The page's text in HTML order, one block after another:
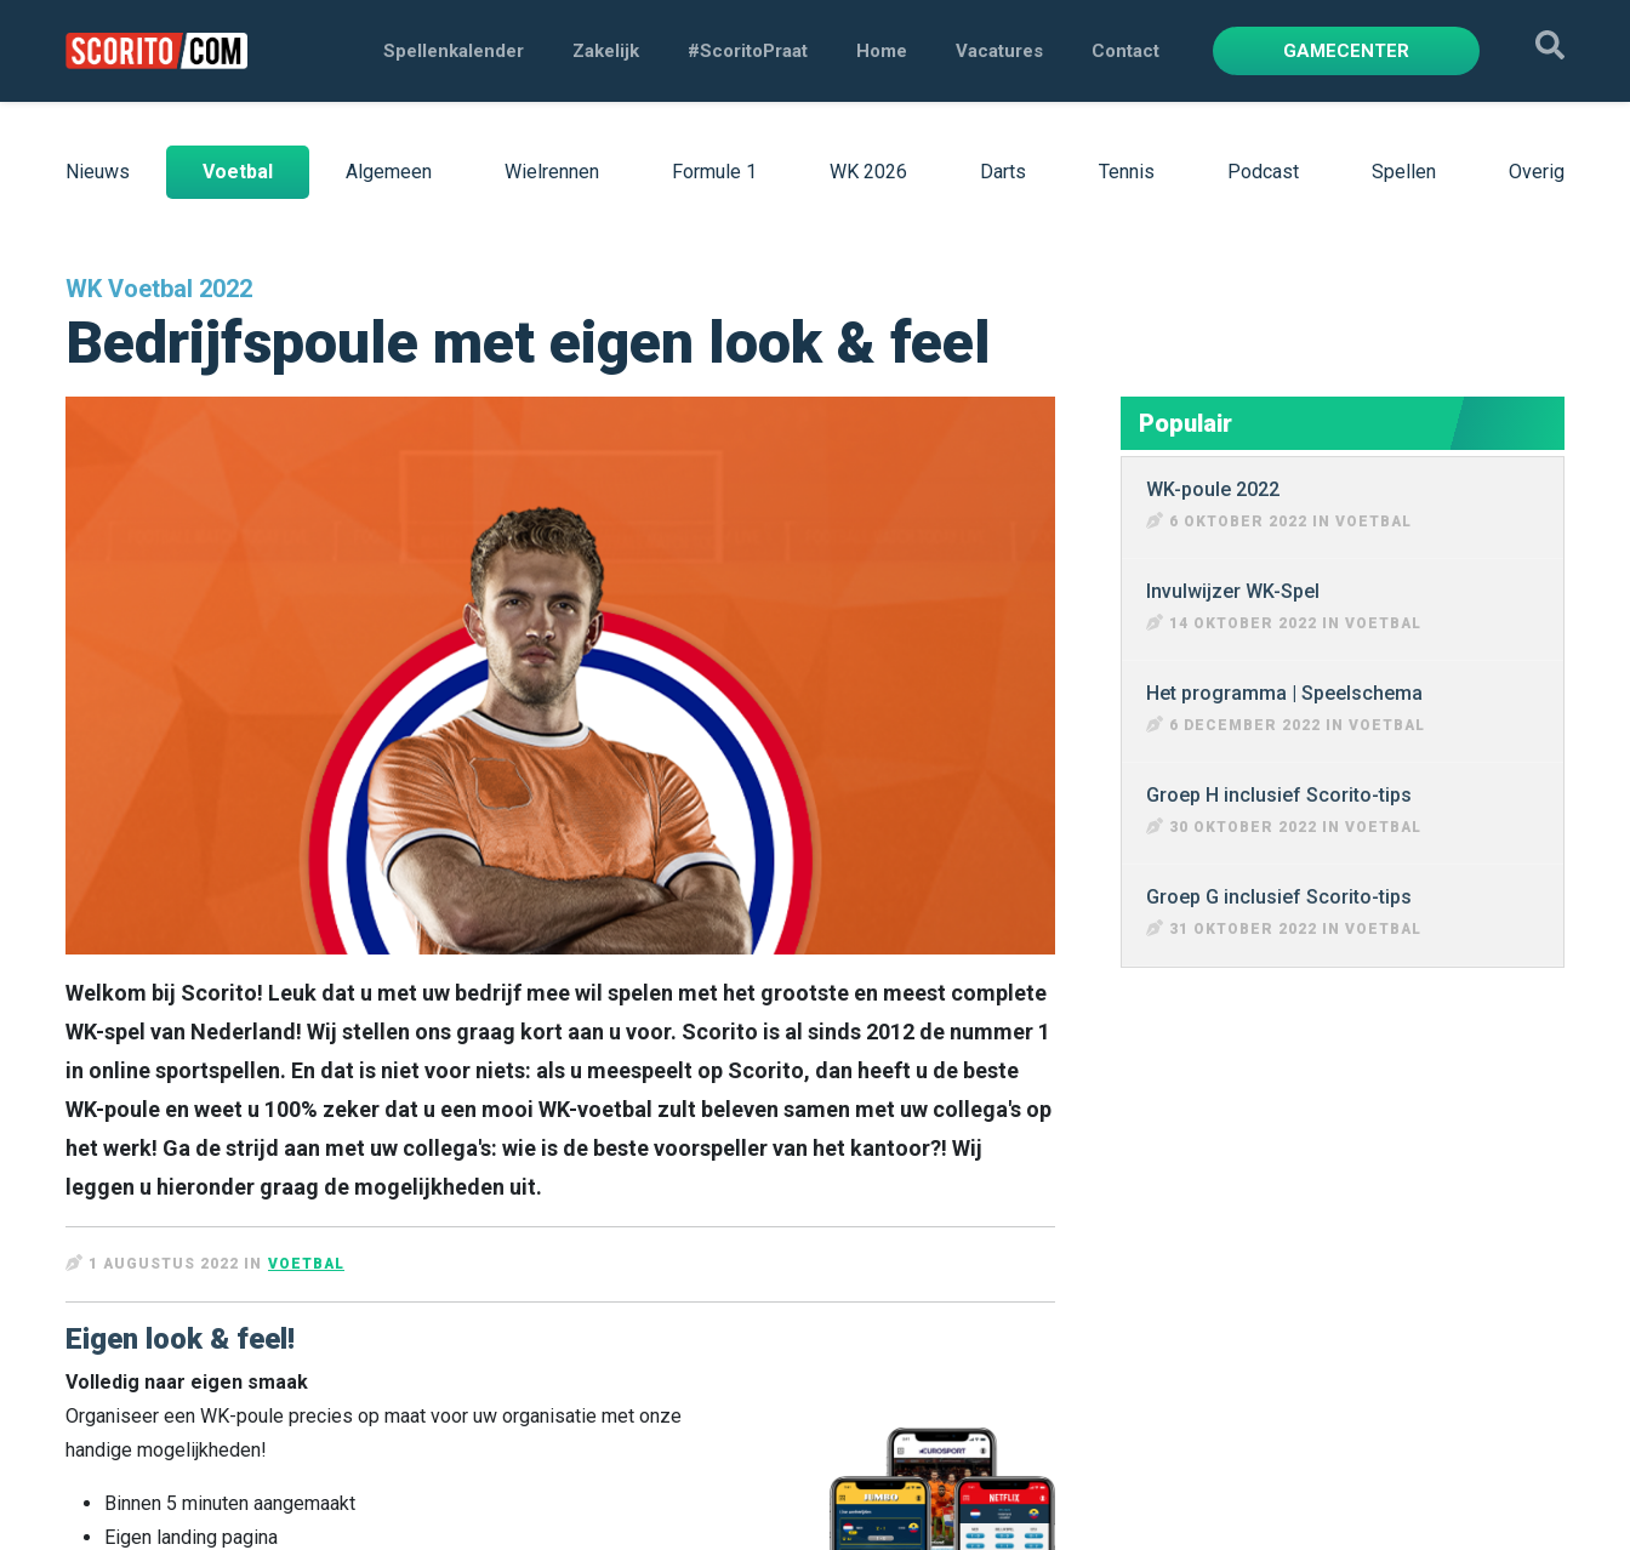
Spellenkalender Zakelijk #ScoritoPraat Home Vacatures Contact GAMECENTER
Nieuws Voetbal Algemeen Wielrennen Formule 1 WK 2026 Darts Tennis Podcast Spellen Overig
WK Voetbal 2022
Bedrijfspoule met eigen look & feel
Welkom bij Scorito! Leuk dat u met uw bedrijf mee wil spelen met het grootste en meest complete
WK-spel van Nederland! Wij stellen ons graag kort aan u voor. Scorito is al sinds 2012 de nummer 1
in online sportspellen. En dat is niet voor niets: als u meespeelt op Scorito, dan heeft u de beste
WK-poule en weet u 100% zeker dat u een mooi WK-voetbal zult beleven samen met uw collega's op
het werk! Ga de strijd aan met uw collega's: wie is de beste voorspeller van het kantoor?! Wij
leggen u hieronder graag de mogelijkheden uit.
1 AUGUSTUS 2022 IN VOETBAL
Eigen look & feel!
Volledig naar eigen smaak
Organiseer een WK-poule precies op maat voor uw organisatie met onze
handige mogelijkheden!
Binnen 5 minuten aangemaakt
Eigen landing pagina
Populair
WK-poule 2022
6 OKTOBER 2022 IN VOETBAL
Invulwijzer WK-Spel
14 OKTOBER 2022 IN VOETBAL
Het programma | Speelschema
6 DECEMBER 2022 IN VOETBAL
Groep H inclusief Scorito-tips
30 OKTOBER 2022 IN VOETBAL
Groep G inclusief Scorito-tips
31 OKTOBER 2022 IN VOETBAL